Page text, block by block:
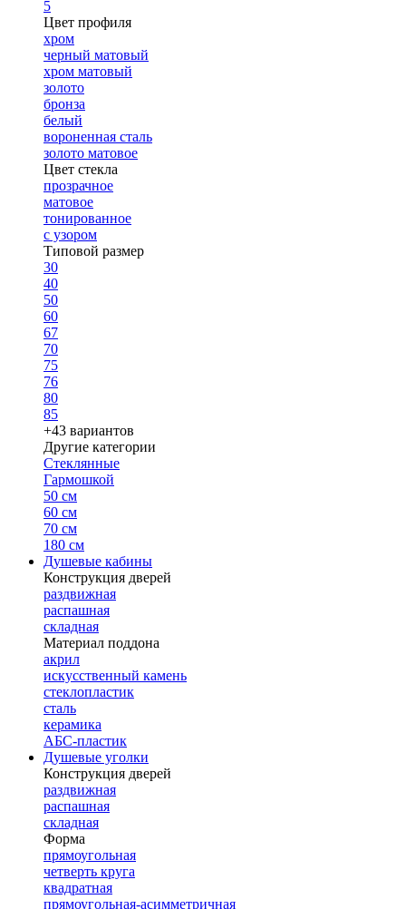
5
Цвет профиля
хром
черный матовый
хром матовый
золото
бронза
белый
вороненная сталь
золото матовое
Цвет стекла
прозрачное
матовое
тонированное
с узором
Типовой размер
30
40
50
60
67
70
75
76
80
85
+43 вариантов
Другие категории
Стеклянные
Гармошкой
50 см
60 см
70 см
180 см
Душевые кабины
Конструкция дверей
раздвижная
распашная
складная
Материал поддона
акрил
искусственный камень
стеклопластик
сталь
керамика
АБС-пластик
Душевые уголки
Конструкция дверей
раздвижная
распашная
складная
Форма
прямоугольная
четверть круга
квадратная
прямоугольная-асимметричная